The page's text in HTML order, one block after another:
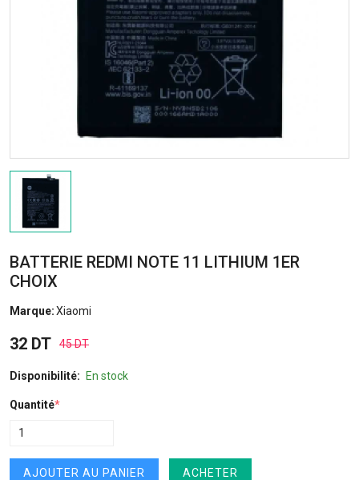
BATTERIE REDMI NOTE 11 LITHIUM 1ER
CHOIX
Marque:Xiaomi
32 DT 45 DT
Disponibilité: En stock
Quantité*
AJOUTER AU PANIER ACHETER